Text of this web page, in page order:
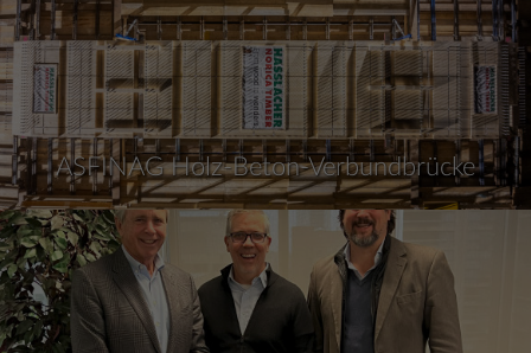
ASFINAG Holz-Beton-Verbundbrücke